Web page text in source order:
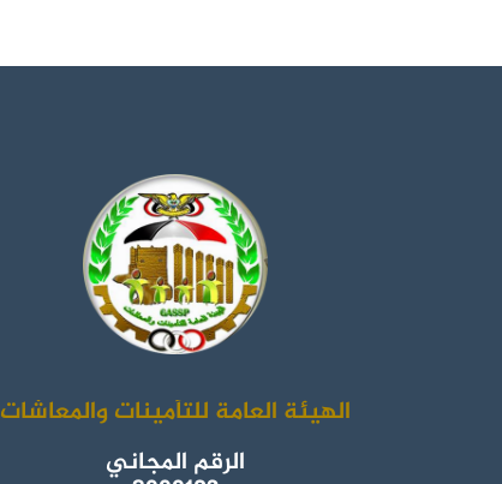
الهيئة العامة للتأمينات والمعاشات
الرقم المجاني